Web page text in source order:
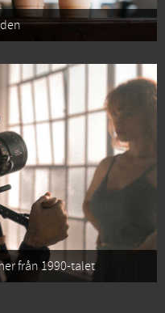
från 1990-talet